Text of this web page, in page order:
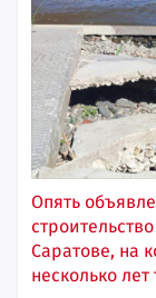
Опять
Саратове, на
несколько